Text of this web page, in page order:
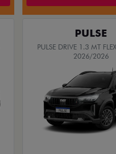
PULSE
PULSE DRIVE 1.3 MT
2026/2026